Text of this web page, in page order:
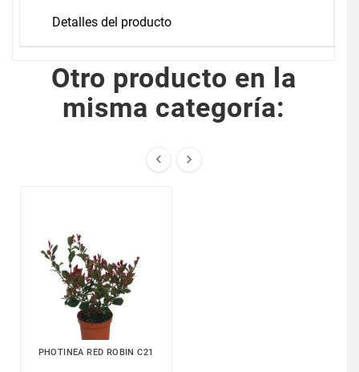
Detalles del producto
Otro producto en la
misma categoría:
 
PHOTINEA RED ROBIN C21